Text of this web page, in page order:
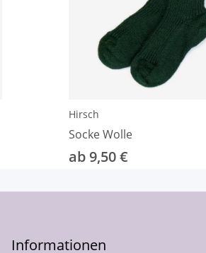
Hirsch
Socke Wolle
ab 9,50 €
Informationen